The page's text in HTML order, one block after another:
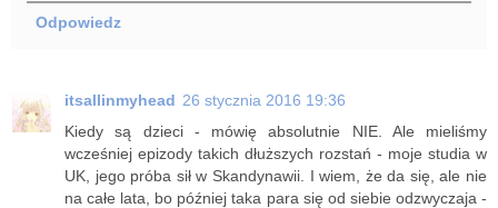
Odpowiedz
itsallinmyhead 26 stycznia 2016 19:36
Kiedy są dzieci - mówię absolutnie NIE. Ale mieliśmy
wcześniej epizody takich dłuższych rozstań - moje studia w
UK, jego próba sił w Skandynawii. I wiem, że da się, ale nie
na całe lata, bo później taka para się od siebie odzwyczaja -